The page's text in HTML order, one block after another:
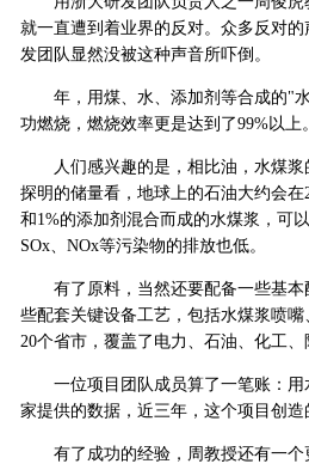
就一直遭到着业界的反对。众多反对
发团队显然没被这种声音所吓倒。
年，用煤、水、添加剂等合成的"水
功燃烧，燃烧效率更是达到了99%以上。
人们感兴趣的是，相比油，水煤浆
探明的储量看，地球上的石油大约会
和1%的添加剂混合而成的水煤浆，可
SOx、NOx等污染物的排放也低。
有了原料，当然还要配备一些基本
些配套关键设备工艺，包括水煤浆喷
20个省市，覆盖了电力、石油、化工、
一位项目团队成员算了一笔账：用
家提供的数据，近三年，这个项目创
有了成功的经验，周教授还有一个